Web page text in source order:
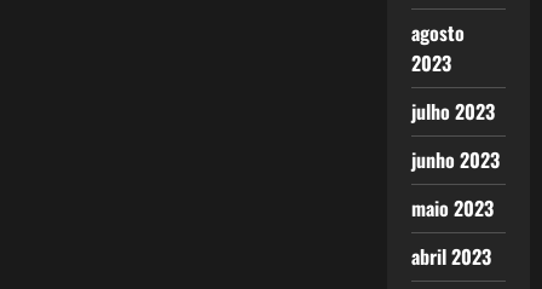
agosto
2023
julho 2023
junho 2023
maio 2023
abril 2023